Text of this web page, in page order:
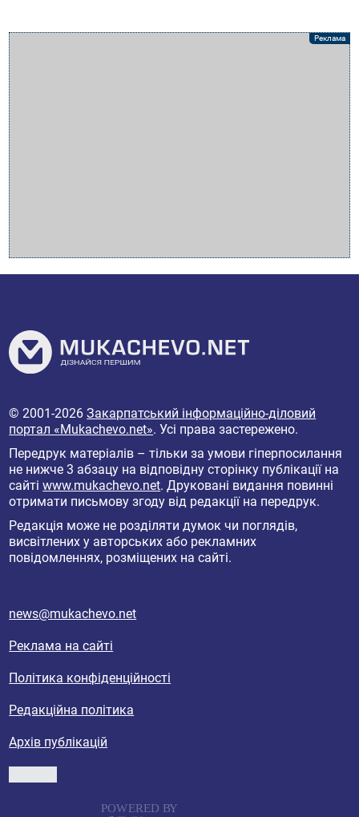
© 2001-2026Закарпатський інформаційно-діловий
портал «Mukachevo.net». Усі права застережено.
Передрук матеріалів – тільки за умови гіперпосилання
не нижче 3 абзацу на відповідну сторінку публікації на
сайтіwww.mukachevo.net. Друковані видання повинні
отримати письмову згоду від редакції на передрук.
Редакція може не розділяти думок чи поглядів,
висвітлених у авторських або рекламних
повідомленнях, розміщених на сайті.
news@mukachevo.net
Реклама на сайті
Політика конфіденційності
Редакційна політика
Архів публікацій